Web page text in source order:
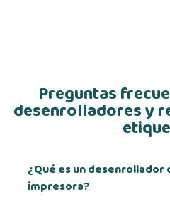
Preguntas
desenrolladores y
¿Qué es un
impresora?